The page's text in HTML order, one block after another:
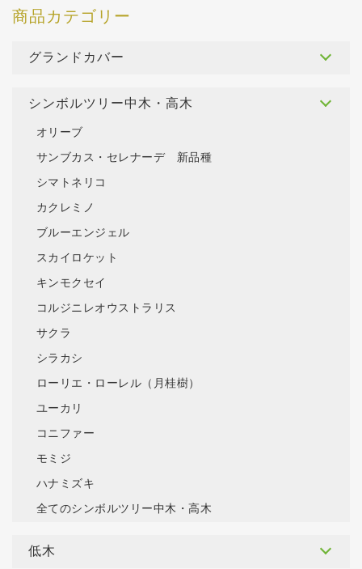
グランドカバー
シンボルツリー中木・高木
オリーブ
サンブカス・セレナーデ 新品種
シマトネリコ
カクレミノ
ブルーエンジェル
スカイロケット
キンモクセイ
コルジニレオウストラリス
サクラ
シラカシ
ローリエ・ローレル（月桂樹）
ユーカリ
コニファー
モミジ
ハナミズキ
全てのシンボルツリー中木・高木
低木